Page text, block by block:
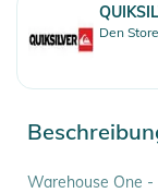
Den
Warehouse One -